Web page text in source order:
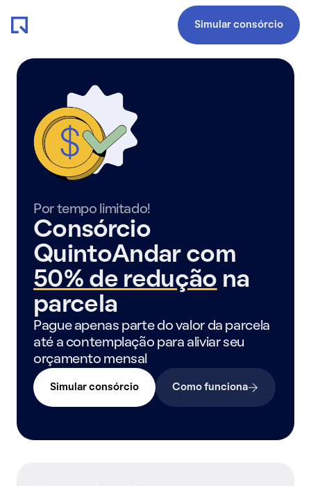
Simular consórcio
Por tempo limitado!
Consórcio
QuintoAndar com
50% de redução na
parcela
Pague apenas parte do valor da parcela
até a contemplação para aliviar seu
orçamento mensal
Simular consórcio Como funciona